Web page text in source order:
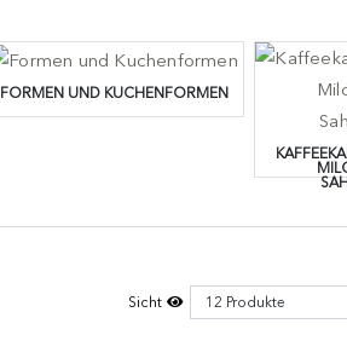
FORMEN UND KUCHENFORMEN
Sicht